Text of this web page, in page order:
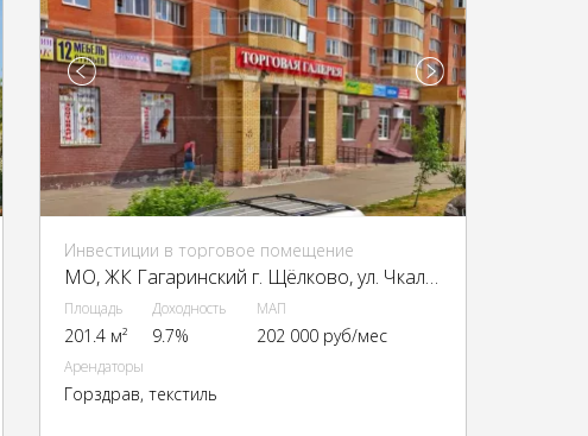
Инвестиции в торговое помещение
МО, ЖК Гагаринский г. Щёлково, ул. Чкаловская, д.1
Площадь
201.4 м²
Доходность
9.7%
МАП
202 000 руб/мес
Арендаторы
Горздрав, текстиль